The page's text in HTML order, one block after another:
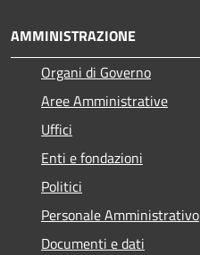
AMMINISTRAZIONE
Organi di Governo
Aree Amministrative
Uffici
Enti e fondazioni
Politici
Personale Amministrativo
Documenti e dati